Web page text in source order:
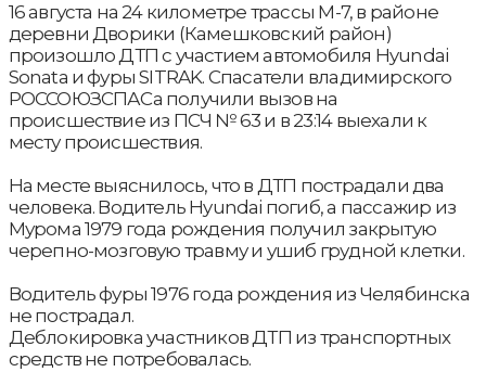
16 августа на 24 километре трассы М-7, в районе
деревни Дворики (Камешковский район)
произошло ДТП с участием автомобиля Hyundai
Sonata и фуры SITRAK. Спасатели владимирского
РОССОЮЗСПАСа получили вызов на
происшествие из ПСЧ № 63 и в 23:14 выехали к
месту происшествия.
На месте выяснилось, что в ДТП пострадали два
человека. Водитель Hyundai погиб, а пассажир из
Мурома 1979 года рождения получил закрытую
черепно-мозговую травму и ушиб грудной клетки.
Водитель фуры 1976 года рождения из Челябинска
не пострадал.
Деблокировка участников ДТП из транспортных
средств не потребовалась.